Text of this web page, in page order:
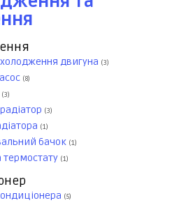
двигуна (3)
(8)
(3)
(3)
(1)
бачок (1)
(1)
(5)